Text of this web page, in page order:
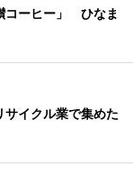
コーヒー」 ひなま
イクル業で集めた